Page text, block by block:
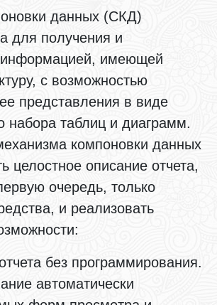
данных (СКД)
для получения и
имеющей
с возможностью
представления в виде
набора таблиц и диаграмм.
компоновки данных
целостное описание отчета,
очередь, только
и реализовать
без программирования.
автоматически